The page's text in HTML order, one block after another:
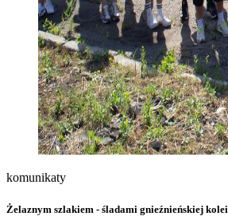
komunikaty
Żelaznym szlakiem - śladami gnieźnieńskiej kolei